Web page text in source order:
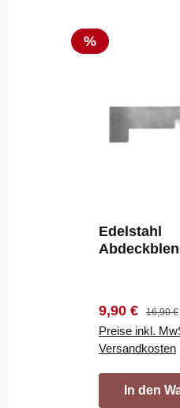
Rabatt
%
Edelstahl
9,90 € 16,90 €
Preise inkl.
Versandkosten
In den